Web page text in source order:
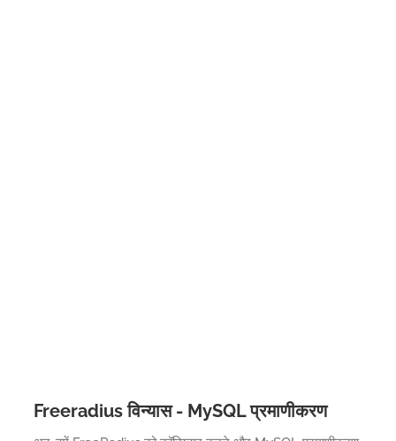
Freeradius विन्यास - MySQL प्रमाणीकरण